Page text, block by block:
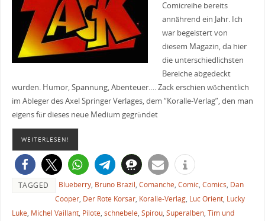
Comicreihe bereits
annährend ein Jahr. Ich
war begeistert von
diesem Magazin, da hier
die unterschiedlichsten
Bereiche abgedeckt
wurden. Humor, Spannung, Abenteuer…. Zack erschien wöchentlich
im Ableger des Axel Springer Verlages, dem “Koralle-Verlag”, den man
eigens für dieses neue Medium gegründet
WEITERLESEN!
TAGGED Blueberry, Bruno Brazil, Comanche, Comic, Comics, Dan
Cooper, Der Rote Korsar, Koralle-Verlag, Luc Orient, Lucky
Luke, Michel Vaillant, Pilote, schnebele, Spirou, Superalben, Tim und